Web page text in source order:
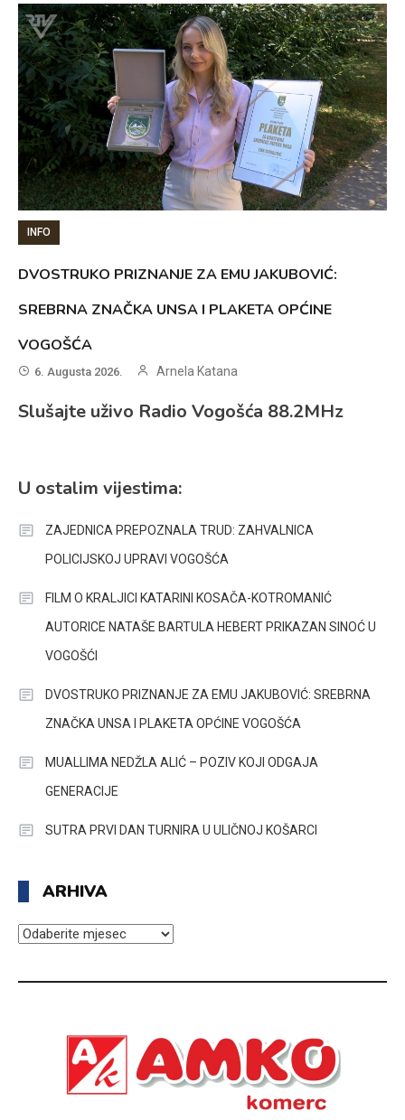
INFO
DVOSTRUKO PRIZNANJE ZA EMU JAKUBOVIĆ:
SREBRNA ZNAČKA UNSA I PLAKETA OPĆINE
VOGOŠĆA
6. Augusta 2026. Arnela Katana
Slušajte uživo Radio Vogošća 88.2MHz
U ostalim vijestima:
ZAJEDNICA PREPOZNALA TRUD: ZAHVALNICA
POLICIJSKOJ UPRAVI VOGOŠĆA
FILM O KRALJICI KATARINI KOSAČA-KOTROMANIĆ
AUTORICE NATAŠE BARTULA HEBERT PRIKAZAN SINOĆ U
VOGOŠĆI
DVOSTRUKO PRIZNANJE ZA EMU JAKUBOVIĆ: SREBRNA
ZNAČKA UNSA I PLAKETA OPĆINE VOGOŠĆA
MUALLIMA NEDŽLA ALIĆ – POZIV KOJI ODGAJA
GENERACIJE
SUTRA PRVI DAN TURNIRA U ULIČNOJ KOŠARCI
ARHIVA
ARHIVA